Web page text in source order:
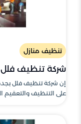
تنظيف منازل
شركة تنظيف فلل بجدة
إن شركة تنظيف فلل
على التنظيف والتعقيم